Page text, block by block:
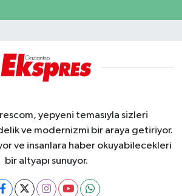
yepyeni temasıyla sizleri
ve modernizmi bir araya getiriyor.
ve insanlara haber okuyabilecekleri
bir altyapı sunuyor.